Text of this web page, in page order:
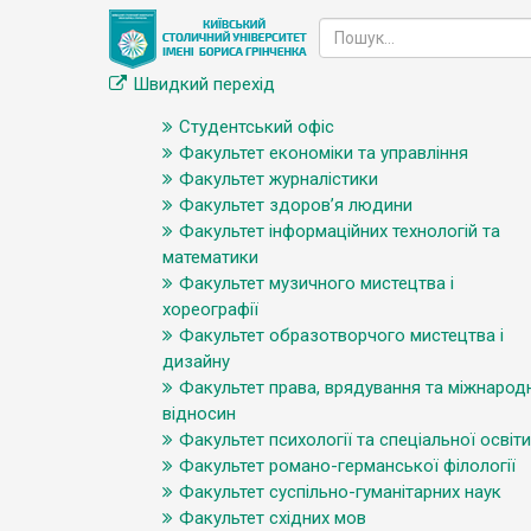
Швидкий перехід
Студентський офіс
Факультет економіки та управління
Факультет журналістики
Факультет здоров’я людини
Факультет інформаційних технологій та
математики
Факультет музичного мистецтва і
хореографії
Факультет образотворчого мистецтва і
дизайну
Факультет права, врядування та
відносин
Факультет психології та спеціальної освіти
Факультет романо-германської філології
Факультет суспільно-гуманітарних наук
Факультет східних мов